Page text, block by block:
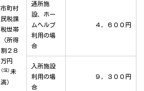
市町村
民税課
税世帯
（所得
割２８
万円
(注) 未
満）
通所施
設、ホー
ムヘルプ
利用の場
合
４，６００円
入所施設
利用の場
合
９，３００円